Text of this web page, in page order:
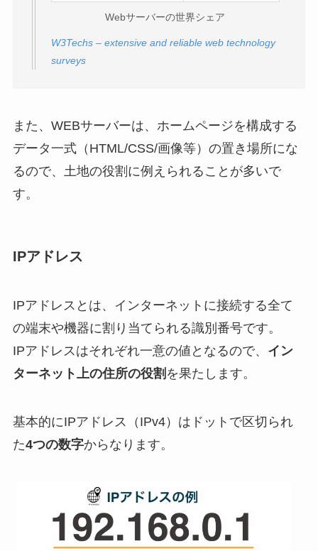
Webサーバーの世界シェア
W3Techs – extensive and reliable web technology
surveys
また、WEBサーバーは、ホームページを構成する
データ一式（HTML/CSS/画像等）の置き場所にな
るので、土地の役割に例えられることが多いで
す。
IPアドレス
IPアドレスとは、インターネットに接続する全て
の端末や機器に割り当てられる識別番号です。
IPアドレスはそれぞれ一意の値となるので、 イン
ターネット上の住所の役割 を果たします。
基本的にIPアドレス（IPv4）はドットで区切られ
た4つの数字からなります。